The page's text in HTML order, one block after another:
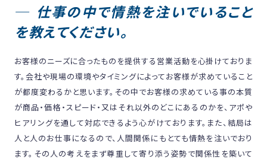
仕事の中で情熱を注いでいること
を教えてください。
お客様のニーズに合ったものを提供する営業活動を心掛けておりま
す。会社や現場の環境やタイミングによってお客様が求めていること
が都度変わるかと思います。その中でお客様の求めている事の本質
が商品・価格・スピード・又はそれ以外のどこにあるのかを、アポや
ヒアリングを通して対応できるよう心がけております。また、結局は
人と人のお仕事になるので、人間関係にもとても情熱を注いでおり
ます。その人の考えをまず尊重して寄り添う姿勢で関係性を築いて